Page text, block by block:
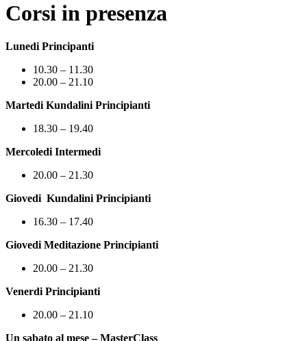
Corsi in presenza
Lunedi Principanti
10.30 – 11.30
20.00 – 21.10
Martedi Kundalini Principianti
18.30 – 19.40
Mercoledi Intermedi
20.00 – 21.30
Giovedi Kundalini Principianti
16.30 – 17.40
Giovedi Meditazione Principianti
20.00 – 21.30
Venerdi Principianti
20.00 – 21.10
Un sabato al mese – MasterClass